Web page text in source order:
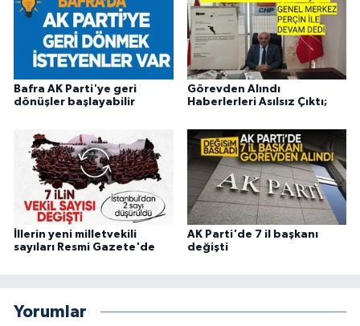
Bafra AK Parti'ye geri
dönüşler başlayabilir
Görevden Alındı
Haberlerleri Asılsız Çıktı;
İllerin yeni milletvekili
sayıları Resmi Gazete'de
AK Parti'de 7 il başkanı
değişti
Yorumlar